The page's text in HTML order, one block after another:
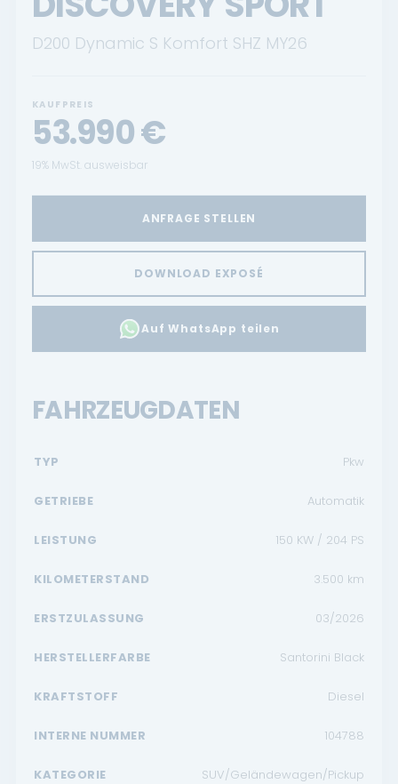
D200 Dynamic S Komfort SHZ MY26
KAUFPREIS
53.990€
19% MwSt. ausweisbar
ANFRAGE STELLEN
DOWNLOAD EXPOSÉ
Auf WhatsApp teilen
FAHRZEUGDATEN
TYP Pkw
GETRIEBE Automatik
LEISTUNG 150 KW / 204 PS
KILOMETERSTAND 3.500 km
ERSTZULASSUNG 03/2026
HERSTELLERFARBE Santorini Black
KRAFTSTOFF Diesel
INTERNE NUMMER 104788
KATEGORIE SUV/Geländewagen/Pickup